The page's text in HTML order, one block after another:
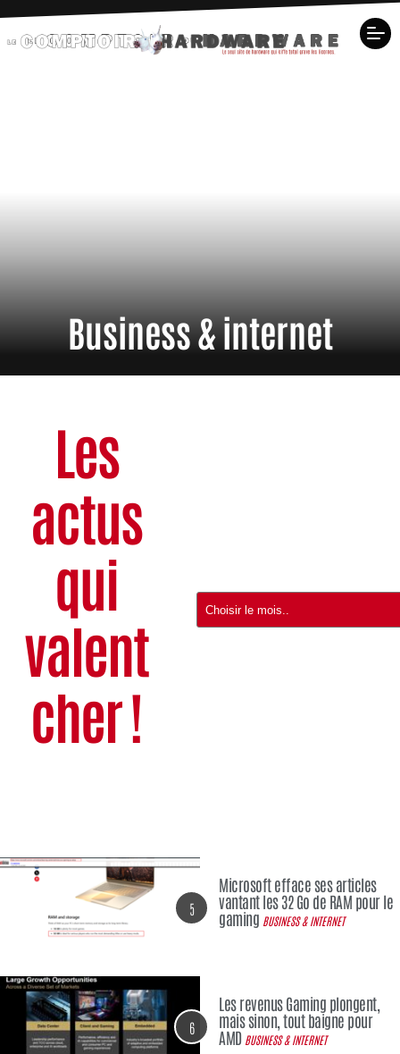
Business & internet
Les
actus
qui
valent
cher !
5
Microsoft efface ses articles
vantant les 32 Go de RAM pour le
gaming BUSINESS & INTERNET
6
Les revenus Gaming plongent,
mais sinon, tout baigne pour
AMD BUSINESS & INTERNET